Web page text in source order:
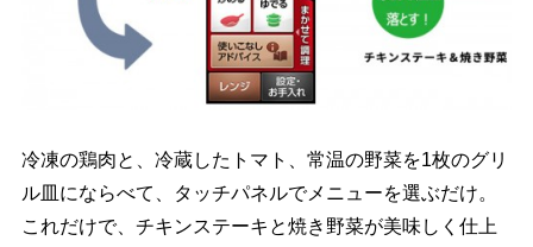
冷凍の鶏肉と、冷蔵したトマト、常温の野菜を1枚のグリ
ル皿にならべて、タッチパネルでメニューを選ぶだけ。
これだけで、チキンステーキと焼き野菜が美味しく仕上